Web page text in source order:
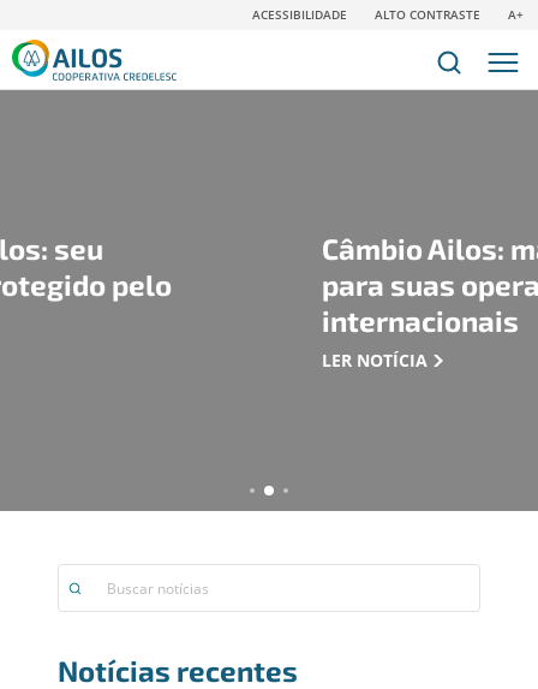
ACESSIBILIDADE ALTO CONTRASTE A+
Câmbio Ailos: mais
para suas operações
internacionais
Notícias recentes